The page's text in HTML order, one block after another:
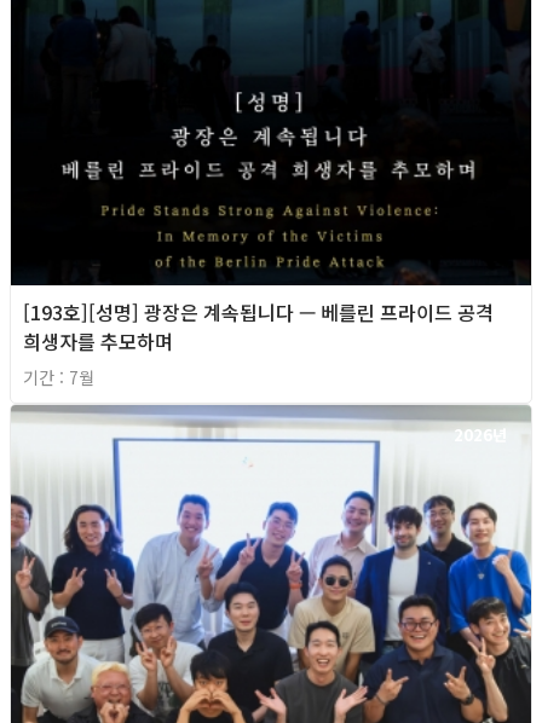
[193호][성명] 광장은 계속됩니다 — 베를린 프라이드 공격
희생자를 추모하며
기간 : 7월
2026년